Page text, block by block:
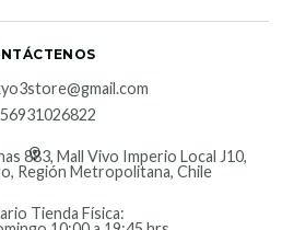
56931026822
883, Mall Vivo Imperio Local J10,
Región Metropolitana, Chile
Tienda Física: